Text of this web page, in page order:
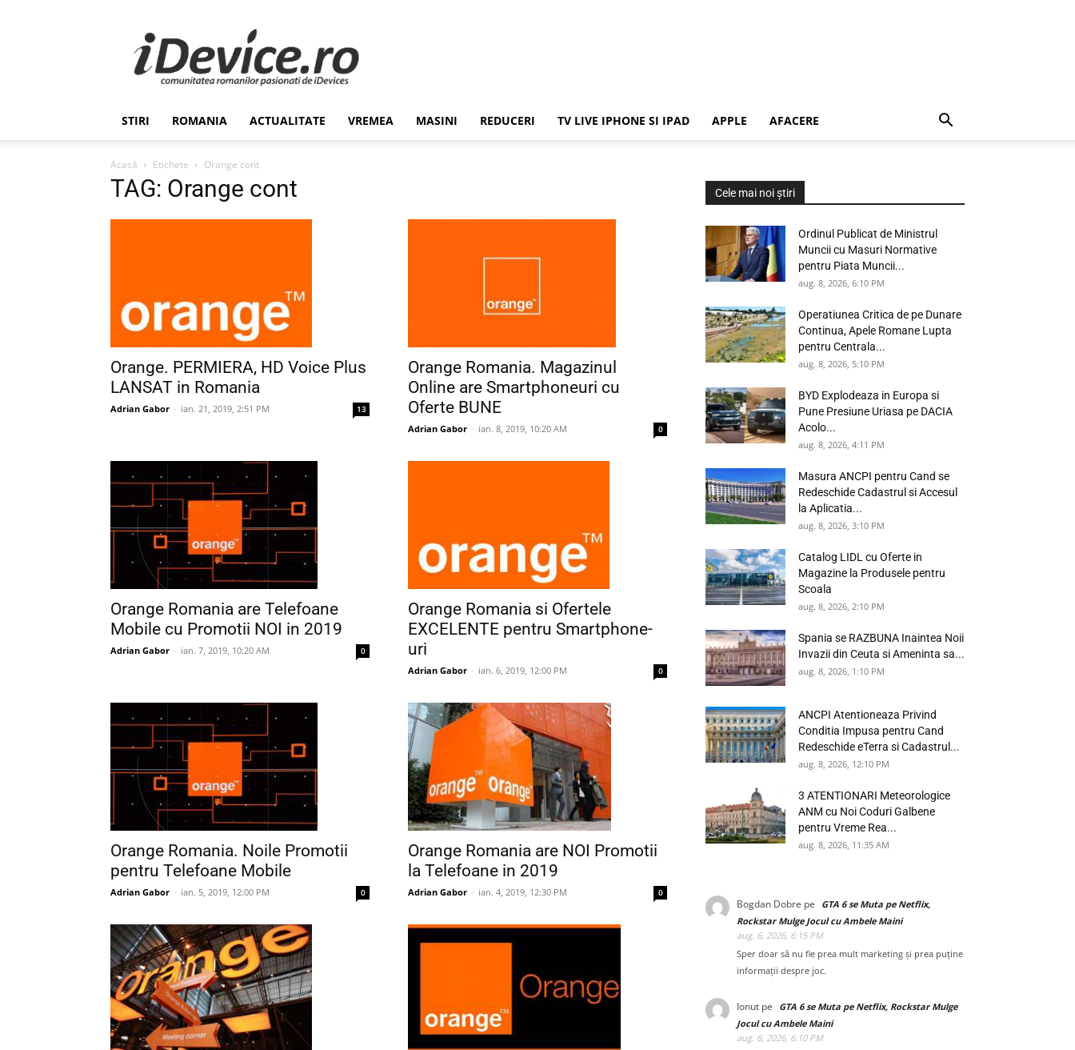
Stiri
de
Ultima
Ora
Romania,
Economie,
Stiinta
–
STIRI ROMANIA ACTUALITATE VREMEA MASINI REDUCERI TV LIVE IPHONE SI IPAD APPLE AFACERE
Acasă Etichete Orange cont
TAG: Orange cont
Orange. PERMIERA, HD Voice Plus
LANSAT in Romania
Adrian Gabor - ian. 21, 2019, 2:51 PM 13
Orange Romania. Magazinul
Online are Smartphoneuri cu
Oferte BUNE
Adrian Gabor - ian. 8, 2019, 10:20 AM 0
Orange Romania are Telefoane
Mobile cu Promotii NOI in 2019
Adrian Gabor - ian. 7, 2019, 10:20 AM 0
Orange Romania si Ofertele
EXCELENTE pentru Smartphone-
uri
Adrian Gabor - ian. 6, 2019, 12:00 PM 0
Orange Romania. Noile Promotii
pentru Telefoane Mobile
Adrian Gabor - ian. 5, 2019, 12:00 PM 0
Orange Romania are NOI Promotii
la Telefoane in 2019
Adrian Gabor - ian. 4, 2019, 12:30 PM 0
Cele mai noi știri
Ordinul Publicat de Ministrul
Muncii cu Masuri Normative
pentru Piata Muncii...
aug. 8, 2026, 6:10 PM
Operatiunea Critica de pe Dunare
Continua, Apele Romane Lupta
pentru Centrala...
aug. 8, 2026, 5:10 PM
BYD Explodeaza in Europa si
Pune Presiune Uriasa pe DACIA
Acolo...
aug. 8, 2026, 4:11 PM
Masura ANCPI pentru Cand se
Redeschide Cadastrul si Accesul
la Aplicatia...
aug. 8, 2026, 3:10 PM
Catalog LIDL cu Oferte in
Magazine la Produsele pentru
Scoala
aug. 8, 2026, 2:10 PM
Spania se RAZBUNA Inaintea Noii
Invazii din Ceuta si Ameninta sa...
aug. 8, 2026, 1:10 PM
ANCPI Atentioneaza Privind
Conditia Impusa pentru Cand
Redeschide eTerra si Cadastrul...
aug. 8, 2026, 12:10 PM
3 ATENTIONARI Meteorologice
ANM cu Noi Coduri Galbene
pentru Vreme Rea...
aug. 8, 2026, 11:35 AM
Bogdan Dobre pe
GTA 6 se Muta pe Netflix,
Rockstar Mulge Jocul cu Ambele Maini
aug. 6, 2026, 6:15 PM
Sper doar să nu fie prea mult marketing și prea puține
informații despre joc.
Ionut pe
GTA 6 se Muta pe Netflix, Rockstar Mulge
Jocul cu Ambele Maini
aug. 6, 2026, 6:10 PM